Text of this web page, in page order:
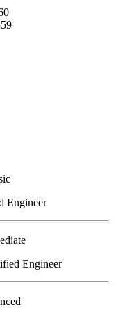
Engineer
Engineer